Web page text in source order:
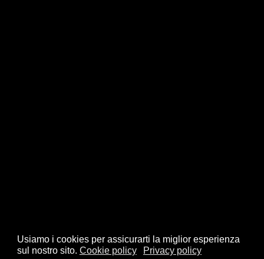
Usiamo i cookies per assicurarti la miglior esperienza
sul nostro sito. Cookie policy Privacy policy